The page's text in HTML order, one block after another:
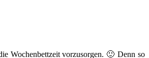
Wochenbettzeit vorzusorgen. 🙂 Denn so